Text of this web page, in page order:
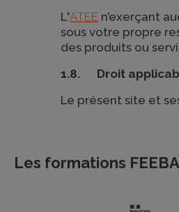
L’ATEE n’exerçant
sous votre propre
des produits ou
1.8. Droit
Le présent site et
Les formations